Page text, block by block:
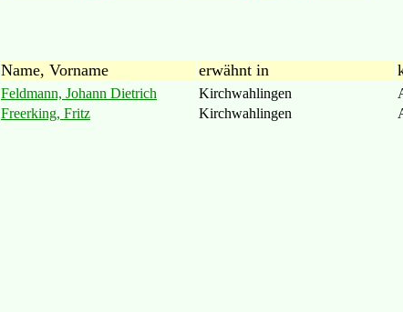
Name, Vorname erwähnt in
Feldmann, Johann Dietrich Kirchwahlingen
Freerking, Fritz
Kirchwahlingen